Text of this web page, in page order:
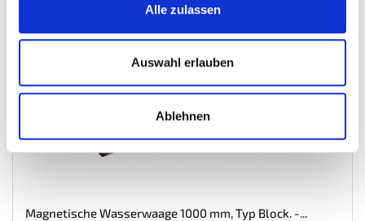
Alle zulassen
Auswahl erlauben
Ablehnen
Magnetische Wasserwaage 1000 mm, Typ Block. -...